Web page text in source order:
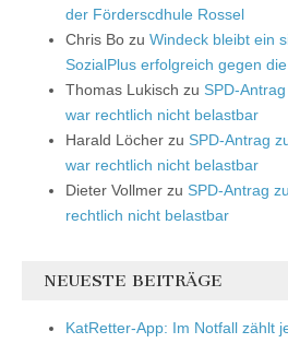
der Förderscdhule Rossel
Chris Bo zu Windeck bleibt ein
SozialPlus erfolgreich gegen
Thomas Lukisch zu SPD-
war rechtlich nicht belastbar
Harald Löcher zu SPD-Antrag
war rechtlich nicht belastbar
Dieter Vollmer zu SPD-Antrag
rechtlich nicht belastbar
NEUESTE BEITRÄGE
KatRetter-App: Im Notfall zählt